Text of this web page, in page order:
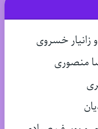
زانیار خسروی
منصوری